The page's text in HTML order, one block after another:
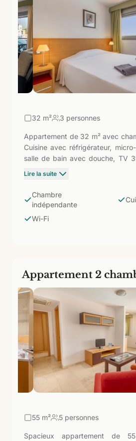
32 m² 3 personnes
Appartement de 32 m² avec
Cuisine avec réfrigérateur,
salle de bain avec douche, TV
un emplacement urbain parfait
peu de temps dans la chambre
Lire la suite
Chambre
indépendante
Wi-Fi
Appartement 2
55 m² 5 personnes
Spacieux appartement de